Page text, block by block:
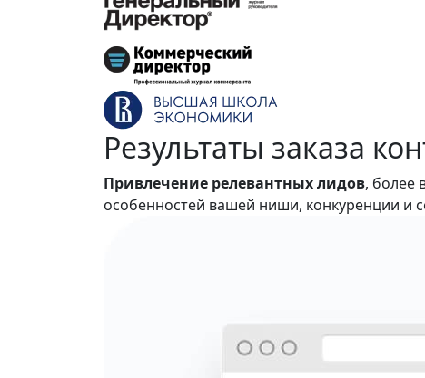
Результаты заказа
Привлечение релевантных лидов, более
особенностей вашей ниши, конкуренции и